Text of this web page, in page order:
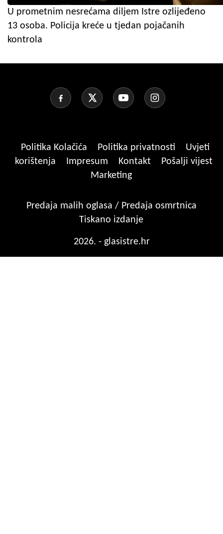
U prometnim nesrećama diljem Istre ozlijeđeno
13 osoba. Policija kreće u tjedan pojačanih
kontrola
Politika Kolačića Politika privatnosti
Uvjeti
korištenja
Impresum Kontakt
Pošalji vijest
Marketing
Predaja malih oglasa / Predaja osmrtnica
Tiskano izdanje
2026. - glasistre.hr